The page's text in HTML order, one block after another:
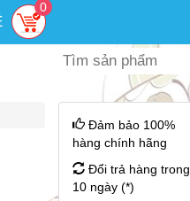
0
Đảm bảo 100%
hàng chính hãng
Đổi trả hàng trong
10 ngày (*)